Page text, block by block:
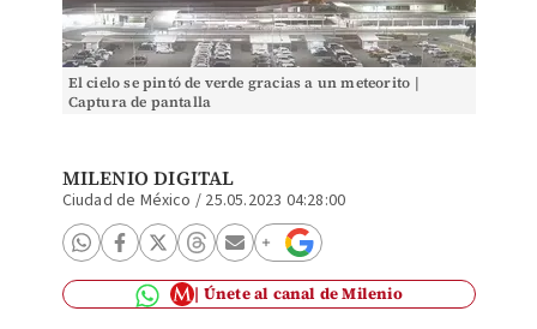
El cielo se pintó de verde gracias a un meteorito |
Captura de pantalla
MILENIO DIGITAL
Ciudad de México / 25.05.2023 04:28:00
Únete al canal de Milenio